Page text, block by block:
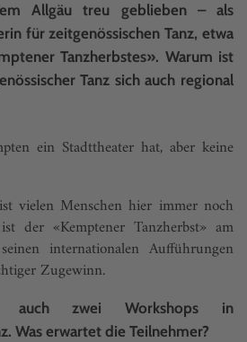
Allgäu treu geblieben – als
für zeitgenössischen Tanz, etwa
Tanzherbstes». Warum ist
Tanz sich auch regional
ein Stadttheater hat, aber keine
vielen Menschen hier immer noch
der «Kemptener Tanzherbst» am
internationalen Aufführungen
Zugewinn.
zwei Workshops in
Was erwartet die Teilnehmer?